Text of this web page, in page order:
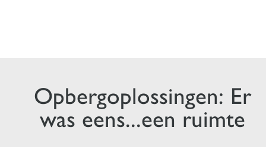
Opbergoplossingen: Er
was eens...een ruimte